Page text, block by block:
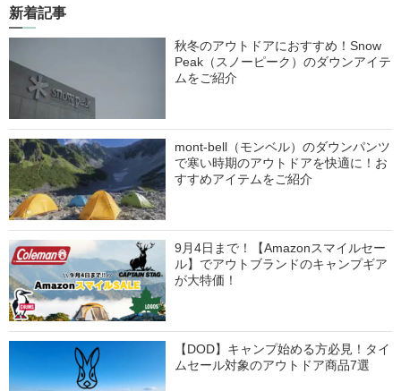
新着記事
秋冬のアウトドアにおすすめ！Snow
Peak（スノーピーク）のダウンアイテ
ムをご紹介
mont-bell（モンベル）のダウンパンツ
で寒い時期のアウトドアを快適に！お
すすめアイテムをご紹介
9月4日まで！【Amazonスマイルセー
ル】でアウトブランドのキャンプギア
が大特価！
【DOD】キャンプ始める方必見！タイ
ムセール対象のアウトドア商品7選